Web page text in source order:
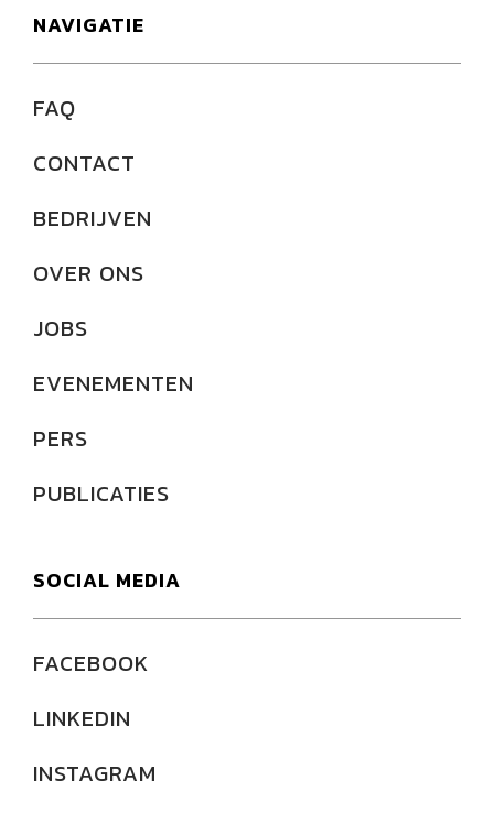
NAVIGATIE
FAQ
CONTACT
BEDRIJVEN
OVER ONS
JOBS
EVENEMENTEN
PERS
PUBLICATIES
SOCIAL MEDIA
FACEBOOK
LINKEDIN
INSTAGRAM